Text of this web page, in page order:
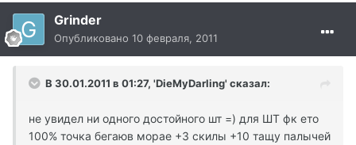
Grinder
Опубликовано 10 февраля, 2011
В 30.01.2011 в 01:27, 'DieMyDarling' сказал:
не увидел ни одного достойного шт =) для ШТ фк ето
100% точка бегаюв морае +3 скилы +10 тащу палычей